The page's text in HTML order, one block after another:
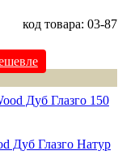
код товара: 03-87
Дуб Глазго Натур